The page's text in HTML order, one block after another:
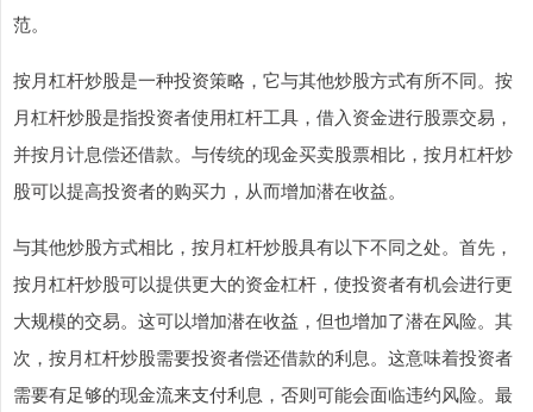
范。
按月杠杆炒股是一种投资策略，它与其他炒股方式有所不同。按
月杠杆炒股是指投资者使用杠杆工具，借入资金进行股票交易，
并按月计息偿还借款。与传统的现金买卖股票相比，按月杠杆炒
股可以提高投资者的购买力，从而增加潜在收益。
与其他炒股方式相比，按月杠杆炒股具有以下不同之处。首先，
按月杠杆炒股可以提供更大的资金杠杆，使投资者有机会进行更
大规模的交易。这可以增加潜在收益，但也增加了潜在风险。其
次，按月杠杆炒股需要投资者偿还借款的利息。这意味着投资者
需要有足够的现金流来支付利息，否则可能会面临违约风险。最